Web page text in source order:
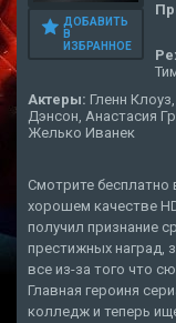
ДОБАВИТЬ
В
ИЗБРАННОЕ
Актеры: Гленн
Дэнсон, Анастасия
Желько Иванек
Смотрите бесплатно
хорошем качестве
получил признание
престижных наград,
все из-за того что
Главная героиня
колледж и теперь